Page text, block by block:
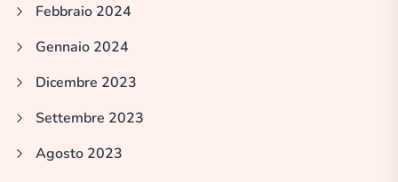
Febbraio 2024
Gennaio 2024
Dicembre 2023
Settembre 2023
Agosto 2023